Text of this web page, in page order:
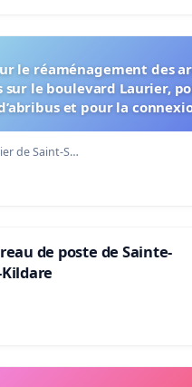
le réaménagement des
sur le boulevard Laurier,
et pour la
de Saint-S…
de poste de Sainte-